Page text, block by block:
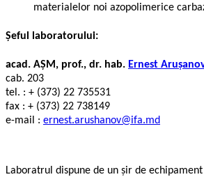
materialelor noi azopolimerice
Șeful laboratorului:
acad. AȘM, prof., dr. hab. Ernest
cab. 203
tel. : + (373) 22 735531
fax : + (373) 22 738149
e-mail : ernest.arushanov@ifa.md
Laboratrul dispune de un șir de